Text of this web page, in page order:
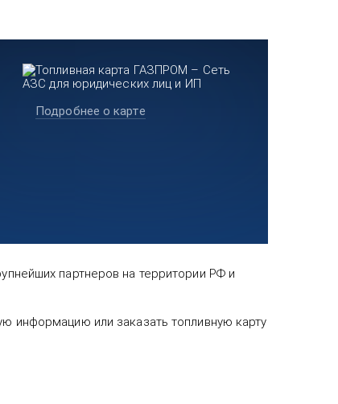
Подробнее о карте
партнеров на территории РФ и
информацию или заказать топливную карту